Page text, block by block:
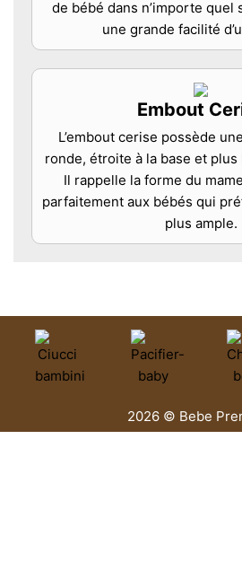
de bébé dans n’importe quel
une grande facilité
Embout
L’embout cerise possède
ronde, étroite à la base et plus
Il rappelle la forme du
parfaitement aux bébés qui
plus ample.
2026 © Bebe